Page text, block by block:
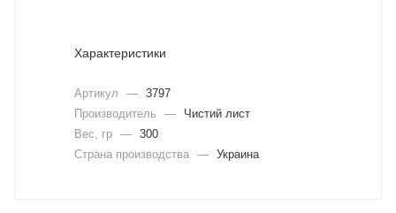
Характеристики
Артикул — 3797
Производитель
—
Чистий лист
Вес, гр — 300
Страна производства — Украина